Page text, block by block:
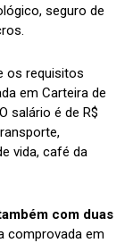
seguro de
os requisitos
em Carteira de
salário é de R$
vida, café da
com duas
comprovada em